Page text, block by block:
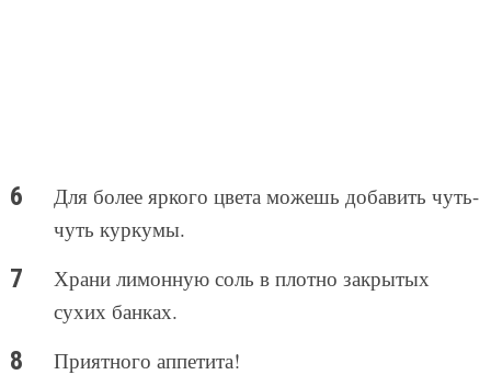
Для более яркого цвета можешь добавить чуть-
чуть куркумы.
Храни лимонную соль в плотно закрытых
сухих банках.
Приятного аппетита!